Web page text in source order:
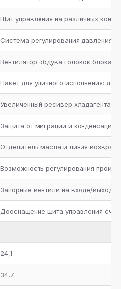
Щит управления на различных
Система регулирования давления
Вентилятор обдува головок блока
Пакет для уличного исполнения:
Увеличенный ресивер хладагента
Защита от миграции и конденсации
Отделитель масла и линия
Возможность регулирования
Запорные вентили на входе/выходе
Дооснащение щита управления
24,1
34,7